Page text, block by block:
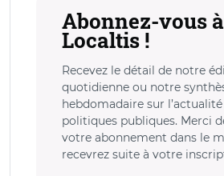
Abonnez-vous à
Localtis !
Recevez le détail de notre
quotidienne ou notre
hebdomadaire sur
politiques publiques. Merci
votre abonnement dans le
recevrez suite à votre